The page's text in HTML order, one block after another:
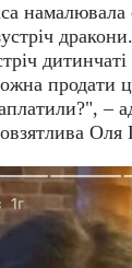
намалювала
продати
–
Оля